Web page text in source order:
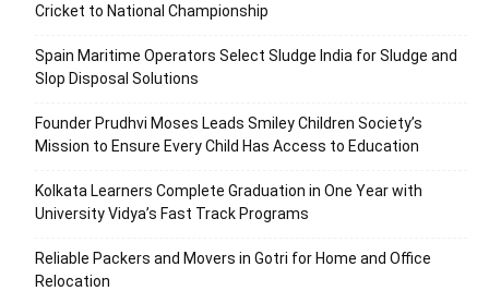
Cricket to National Championship
Spain Maritime Operators Select Sludge India for Sludge and
Slop Disposal Solutions
Founder Prudhvi Moses Leads Smiley Children Society’s
Mission to Ensure Every Child Has Access to Education
Kolkata Learners Complete Graduation in One Year with
University Vidya’s Fast Track Programs
Reliable Packers and Movers in Gotri for Home and Office
Relocation